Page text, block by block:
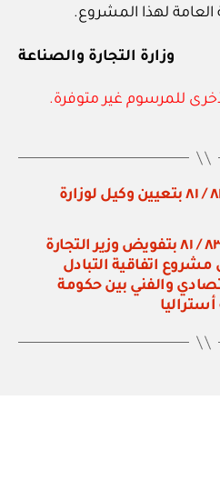
لهذا المشروع.
وزارة التجارة والصناعة
للمرسوم غير متوفرة.
مرسوم سلطاني رقم ٨١ / ٨١ بتعيين وكيل لوزارة
مرسوم سلطاني رقم ٨٣ / ٨١ بتفويض وزير التجارة
مشروع اتفاقية التبادل
والفني بين حكومة